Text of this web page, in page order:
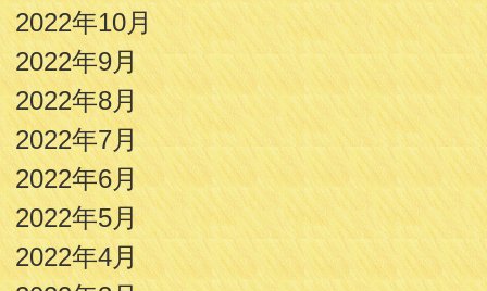
2022年10月
2022年9月
2022年8月
2022年7月
2022年6月
2022年5月
2022年4月